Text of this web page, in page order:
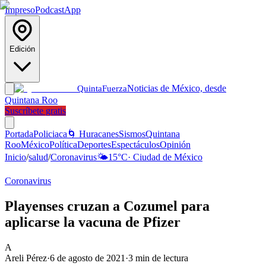
ImpresoPodcastApp
Edición
QuintaFuerzaNoticias de México, desde
Quintana Roo
Suscríbete gratis
PortadaPoliciaca 🌀 HuracanesSismosQuintana
RooMéxicoPolíticaDeportesEspectáculosOpinión
Inicio/salud/Coronavirus🌤️15°C· Ciudad de México
Coronavirus
Playenses cruzan a Cozumel para
aplicarse la vacuna de Pfizer
A
Areli Pérez·6 de agosto de 2021 ·3 min de lectura